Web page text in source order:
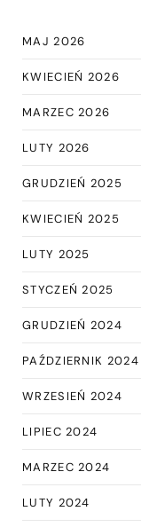
MAJ 2026
KWIECIEŃ 2026
MARZEC 2026
LUTY 2026
GRUDZIEŃ 2025
KWIECIEŃ 2025
LUTY 2025
STYCZEŃ 2025
GRUDZIEŃ 2024
PAŹDZIERNIK 2024
WRZESIEŃ 2024
LIPIEC 2024
MARZEC 2024
LUTY 2024